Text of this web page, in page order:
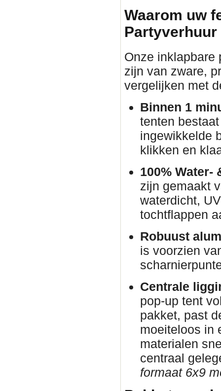
Waarom uw
Partyverhuur
Onze inklapbare
zijn van zware,
vergelijken met
Binnen 1
tenten
ingewikkelde
klikken en
100% Water-
zijn gemaakt
waterdicht,
tochtflappen
Robuust
is voorzien
Centrale
pop-up tent
pakket, past
moeiteloos in
materialen
centraal
formaat 6x9